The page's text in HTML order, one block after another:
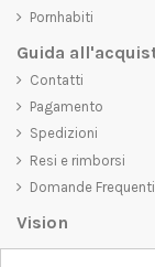
Pornhabiti
Guida
Contatti
Pagamento
Spedizioni
Resi e rimborsi
Domande Frequenti
Vision